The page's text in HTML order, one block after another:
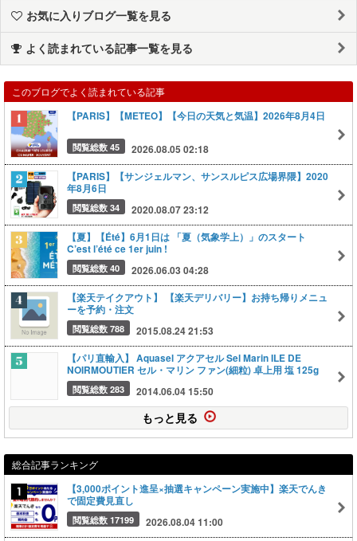
お気に入りブログ一覧を見る
よく読まれている記事一覧を見る
このブログでよく読まれている記事
【PARIS】【METEO】【今日の天気と気温】2026年8月4日
閲覧総数 45 2026.08.05 02:18
【PARIS】【サンジェルマン、サンスルピス広場界隈】2020
年8月6日
閲覧総数 34 2020.08.07 23:12
【夏】【Été】6月1日は 「夏（気象学上）」のスタート
C’est l’été ce 1er juin !
閲覧総数 40 2026.06.03 04:28
【楽天テイクアウト】 【楽天デリバリー】お持ち帰りメニュ
ーを予約・注文
閲覧総数 788 2015.08.24 21:53
【パリ直輸入】 Aquasel アクアセル Sel Marin ILE DE
NOIRMOUTIER セル・マリン ファン(細粒) 卓上用 塩 125g
閲覧総数 283 2014.06.04 15:50
もっと見る
総合記事ランキング
【3,000ポイント進呈×抽選キャンペーン実施中】楽天でんき
で固定費見直し
閲覧総数 17199 2026.08.04 11:00